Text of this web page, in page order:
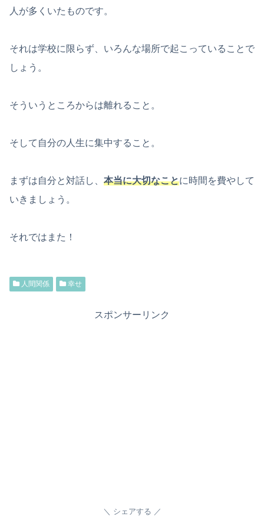
人が多くいたものです。
それは学校に限らず、いろんな場所で起こっていることで
しょう。
そういうところからは離れること。
そして自分の人生に集中すること。
まずは自分と対話し、 本当に大切なことに時間を費やして
いきましょう。
それではまた！
人間関係 幸せ
スポンサーリンク
シェアする